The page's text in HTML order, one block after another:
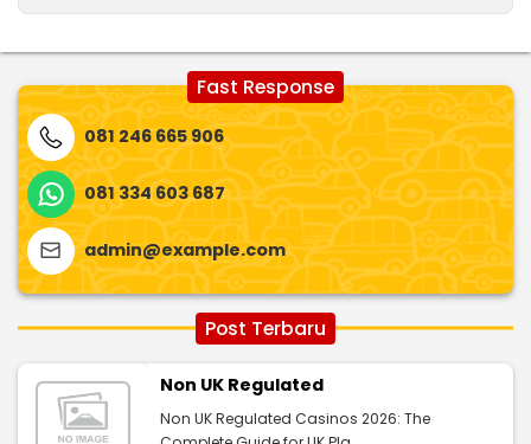
Fast Response
081 246 665 906
081 334 603 687
admin@example.com
Post Terbaru
Non UK Regulated
Non UK Regulated Casinos 2026: The